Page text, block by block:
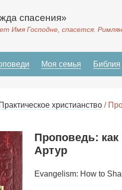
спасения»
Имя Господне, спасется.
Моя семья Библия
Практическое христианство /
Проповедь:
Артур
Evangelism: How to